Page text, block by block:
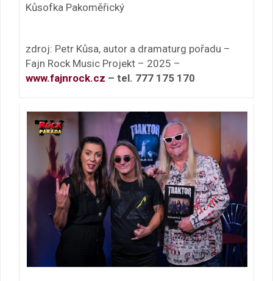
Kůsofka Pakoměřický
zdroj: Petr Kůsa, autor a dramaturg pořadu –
Fajn Rock Music Projekt – 2025 –
www.fajnrock.cz – tel. 777 175 170